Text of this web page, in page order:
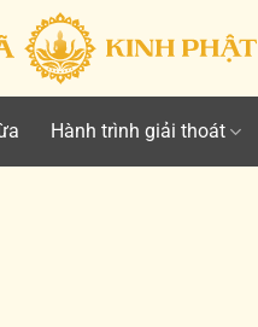
Hành trình giải thoát